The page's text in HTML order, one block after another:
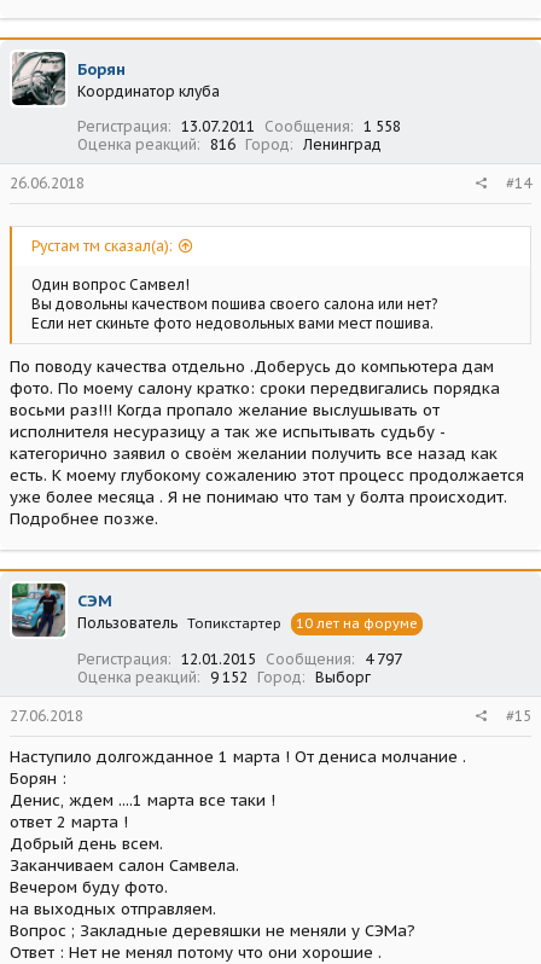
Борян
Координатор клуба
Регистрация
13.07.2011 Сообщения
1 558
Оценка реакций
816 Город Ленинград
26.06.2018 #14
Рустам тм сказал(а):
Один вопрос Самвел!
Вы довольны качеством пошива своего салона или нет?
Если нет скиньте фото недовольных вами мест пошива.
По поводу качества отдельно .Доберусь до компьютера дам
фото. По моему салону кратко: сроки передвигались порядка
восьми раз!!! Когда пропало желание выслушывать от
исполнителя несуразицу а так же испытывать судьбу -
категорично заявил о своём желании получить все назад как
есть. К моему глубокому сожалению этот процесс продолжается
уже более месяца . Я не понимаю что там у болта происходит.
Подробнее позже.
СЭМ
Пользователь Топикстартер 10 лет на форуме
Регистрация 12.01.2015 Сообщения
4 797
Оценка реакций
9 152 Город Выборг
27.06.2018 #15
Наступило долгожданное 1 марта ! От дениса молчание .
Борян :
Денис, ждем ....1 марта все таки !
ответ 2 марта !
Добрый день всем.
Заканчиваем салон Самвела.
Вечером буду фото.
на выходных отправляем.
Вопрос ; Закладные деревяшки не меняли у СЭМа?
Ответ : Нет не менял потому что они хорошие .